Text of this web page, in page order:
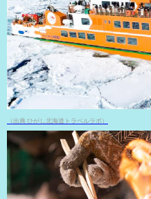
（出典 ひがし北海道トラベルラボ）